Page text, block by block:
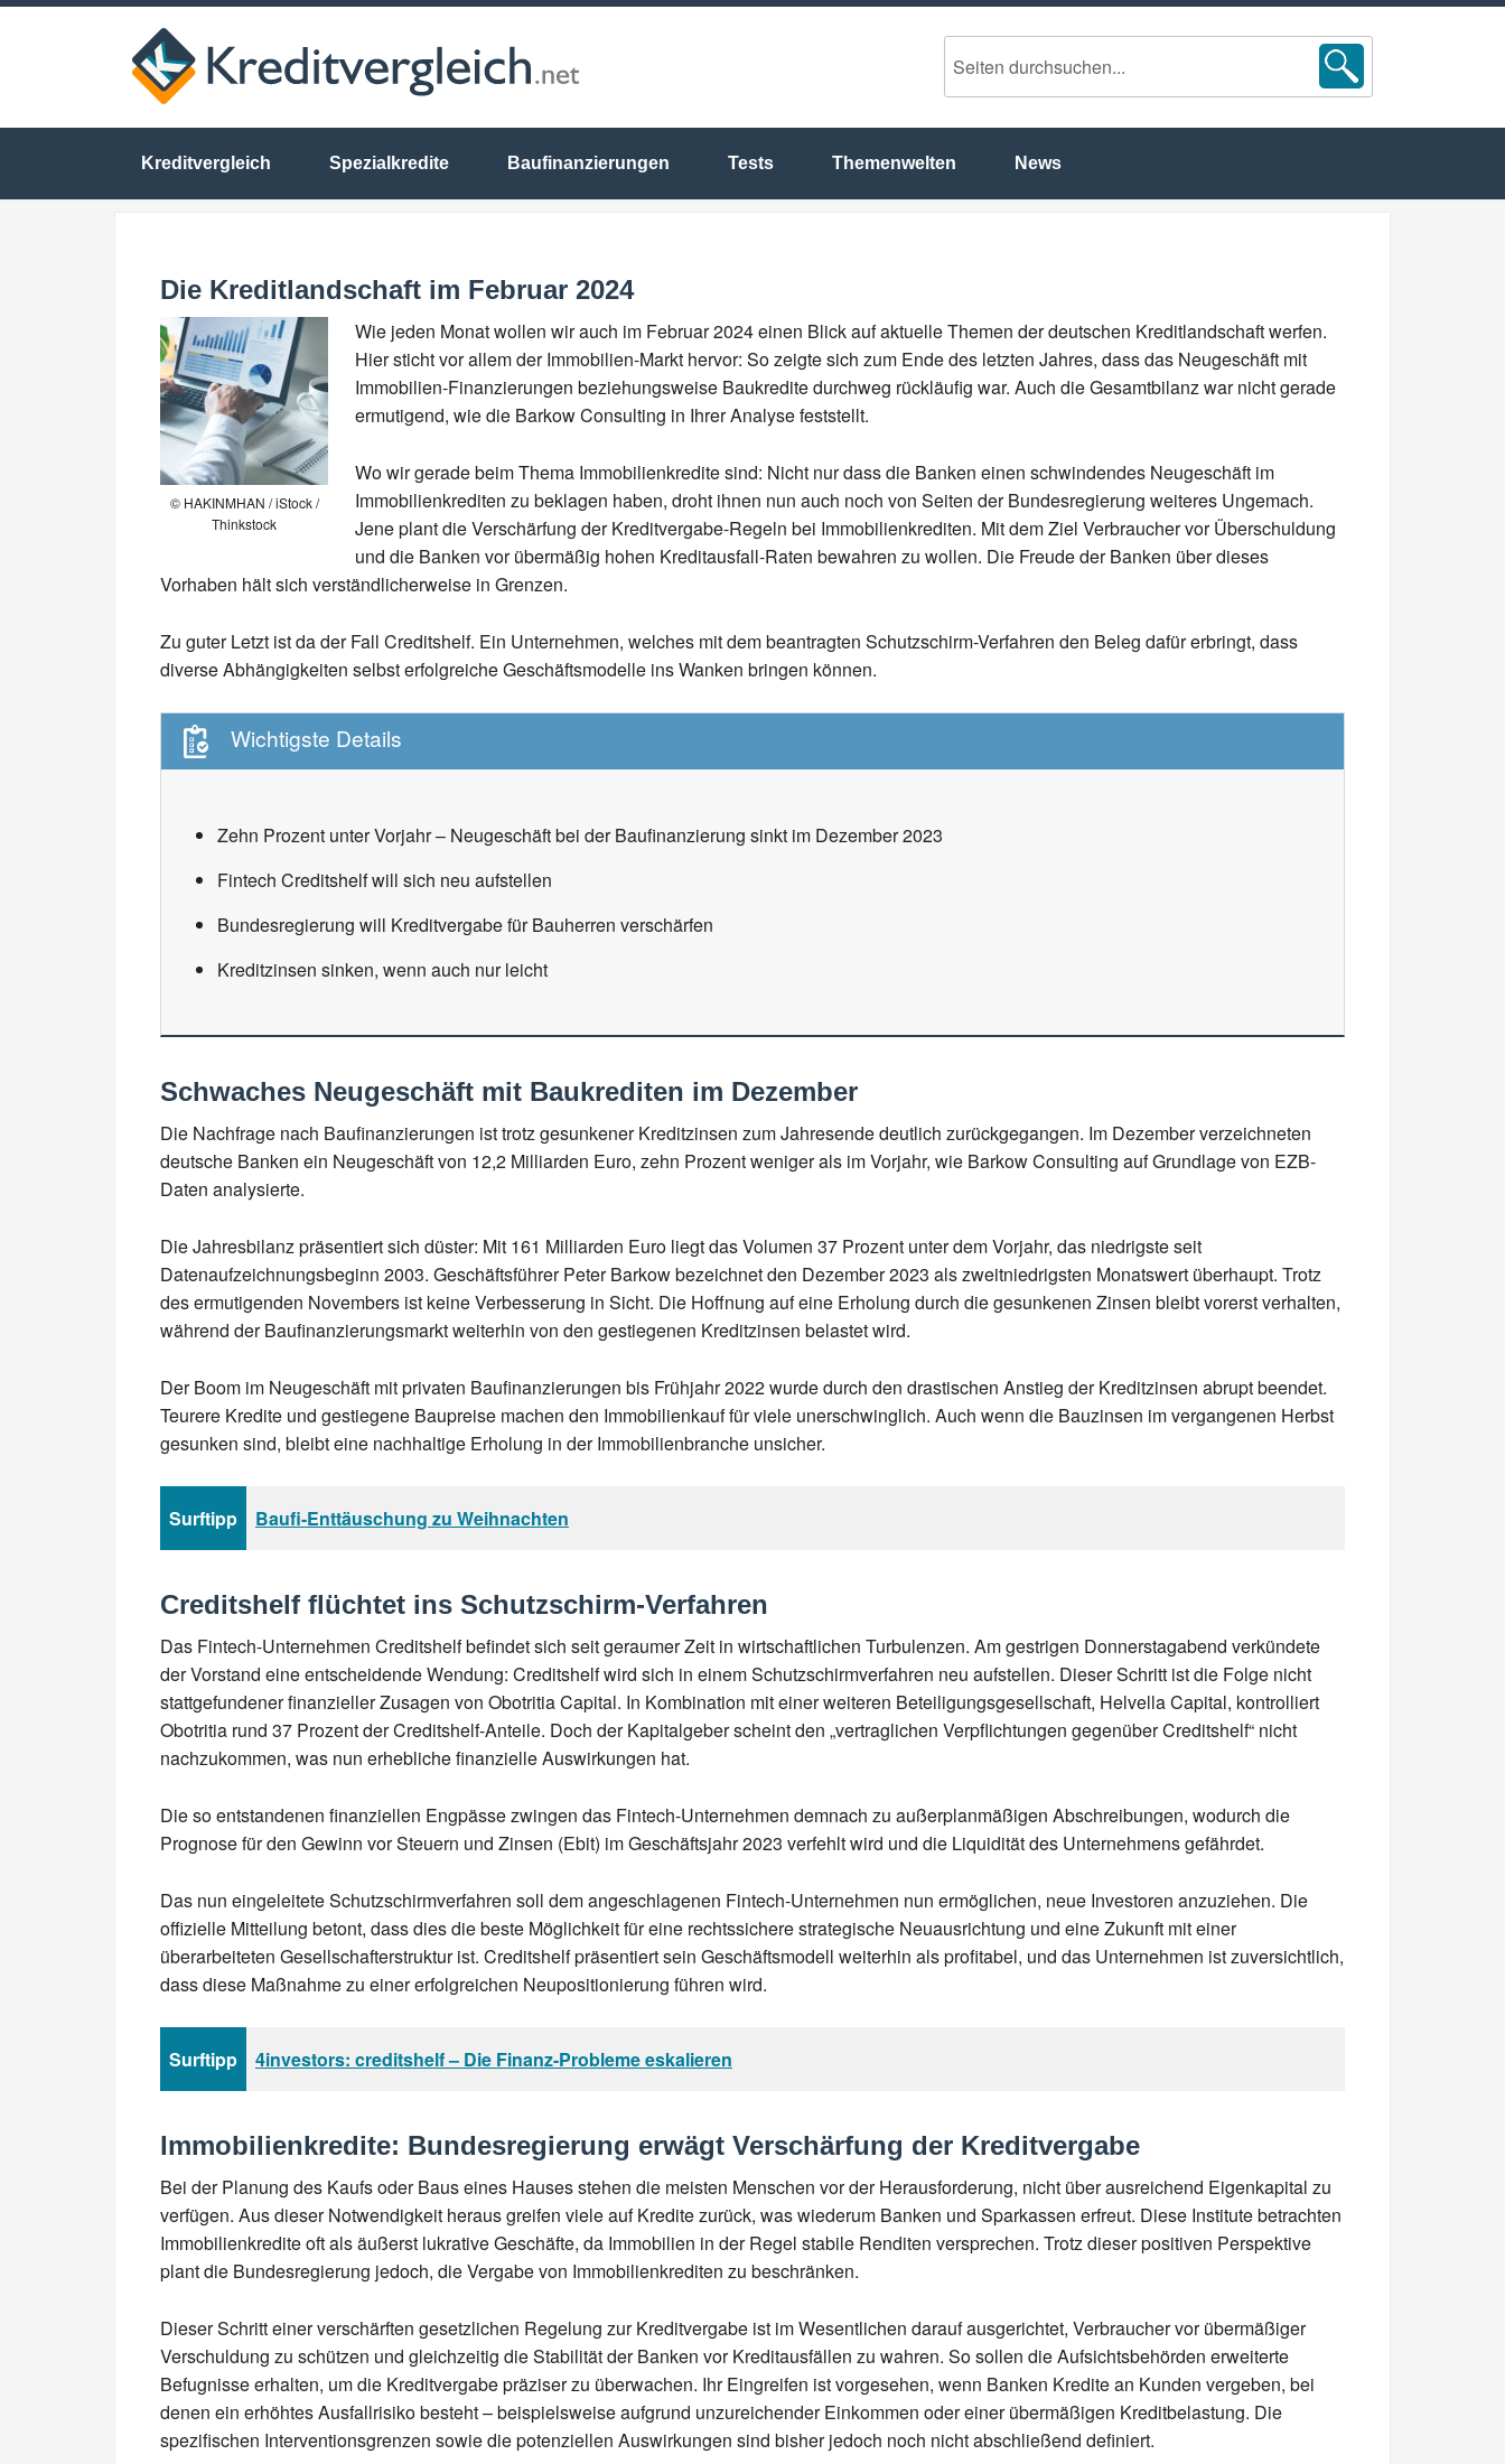
Kreditvergleich Spezialkredite Baufinanzierungen Tests Themenwelten News
Die Kreditlandschaft im Februar 2024
© HAKINMHAN / iStock /
Thinkstock
Wie jeden Monat wollen wir auch im Februar 2024 einen Blick auf aktuelle Themen der deutschen Kreditlandschaft werfen.
Hier sticht vor allem der Immobilien-Markt hervor: So zeigte sich zum Ende des letzten Jahres, dass das Neugeschäft mit
Immobilien-Finanzierungen beziehungsweise Baukredite durchweg rückläufig war. Auch die Gesamtbilanz war nicht gerade
ermutigend, wie die Barkow Consulting in Ihrer Analyse feststellt.
Wo wir gerade beim Thema Immobilienkredite sind: Nicht nur dass die Banken einen schwindendes Neugeschäft im
Immobilienkrediten zu beklagen haben, droht ihnen nun auch noch von Seiten der Bundesregierung weiteres Ungemach.
Jene plant die Verschärfung der Kreditvergabe-Regeln bei Immobilienkrediten. Mit dem Ziel Verbraucher vor Überschuldung
und die Banken vor übermäßig hohen Kreditausfall-Raten bewahren zu wollen. Die Freude der Banken über dieses
Vorhaben hält sich verständlicherweise in Grenzen.
Zu guter Letzt ist da der Fall Creditshelf. Ein Unternehmen, welches mit dem beantragten Schutzschirm-Verfahren den Beleg dafür erbringt, dass
diverse Abhängigkeiten selbst erfolgreiche Geschäftsmodelle ins Wanken bringen können.
Wichtigste Details
Zehn Prozent unter Vorjahr – Neugeschäft bei der Baufinanzierung sinkt im Dezember 2023
Fintech Creditshelf will sich neu aufstellen
Bundesregierung will Kreditvergabe für Bauherren verschärfen
Kreditzinsen sinken, wenn auch nur leicht
Schwaches Neugeschäft mit Baukrediten im Dezember
Die Nachfrage nach Baufinanzierungen ist trotz gesunkener Kreditzinsen zum Jahresende deutlich zurückgegangen. Im Dezember verzeichneten
deutsche Banken ein Neugeschäft von 12,2 Milliarden Euro, zehn Prozent weniger als im Vorjahr, wie Barkow Consulting auf Grundlage von EZB-
Daten analysierte.
Die Jahresbilanz präsentiert sich düster: Mit 161 Milliarden Euro liegt das Volumen 37 Prozent unter dem Vorjahr, das niedrigste seit
Datenaufzeichnungsbeginn 2003. Geschäftsführer Peter Barkow bezeichnet den Dezember 2023 als zweitniedrigsten Monatswert überhaupt. Trotz
des ermutigenden Novembers ist keine Verbesserung in Sicht. Die Hoffnung auf eine Erholung durch die gesunkenen Zinsen bleibt vorerst verhalten,
während der Baufinanzierungsmarkt weiterhin von den gestiegenen Kreditzinsen belastet wird.
Der Boom im Neugeschäft mit privaten Baufinanzierungen bis Frühjahr 2022 wurde durch den drastischen Anstieg der Kreditzinsen abrupt beendet.
Teurere Kredite und gestiegene Baupreise machen den Immobilienkauf für viele unerschwinglich. Auch wenn die Bauzinsen im vergangenen Herbst
gesunken sind, bleibt eine nachhaltige Erholung in der Immobilienbranche unsicher.
Surftipp Baufi-Enttäuschung zu Weihnachten
Creditshelf flüchtet ins Schutzschirm-Verfahren
Das Fintech-Unternehmen Creditshelf befindet sich seit geraumer Zeit in wirtschaftlichen Turbulenzen. Am gestrigen Donnerstagabend verkündete
der Vorstand eine entscheidende Wendung: Creditshelf wird sich in einem Schutzschirmverfahren neu aufstellen. Dieser Schritt ist die Folge nicht
stattgefundener finanzieller Zusagen von Obotritia Capital. In Kombination mit einer weiteren Beteiligungsgesellschaft, Helvella Capital, kontrolliert
Obotritia rund 37 Prozent der Creditshelf-Anteile. Doch der Kapitalgeber scheint den „vertraglichen Verpflichtungen gegenüber Creditshelf“ nicht
nachzukommen, was nun erhebliche finanzielle Auswirkungen hat.
Die so entstandenen finanziellen Engpässe zwingen das Fintech-Unternehmen demnach zu außerplanmäßigen Abschreibungen, wodurch die
Prognose für den Gewinn vor Steuern und Zinsen (Ebit) im Geschäftsjahr 2023 verfehlt wird und die Liquidität des Unternehmens gefährdet.
Das nun eingeleitete Schutzschirmverfahren soll dem angeschlagenen Fintech-Unternehmen nun ermöglichen, neue Investoren anzuziehen. Die
offizielle Mitteilung betont, dass dies die beste Möglichkeit für eine rechtssichere strategische Neuausrichtung und eine Zukunft mit einer
überarbeiteten Gesellschafterstruktur ist. Creditshelf präsentiert sein Geschäftsmodell weiterhin als profitabel, und das Unternehmen ist zuversichtlich,
dass diese Maßnahme zu einer erfolgreichen Neupositionierung führen wird.
Surftipp 4investors: creditshelf – Die Finanz-Probleme eskalieren
Immobilienkredite: Bundesregierung erwägt Verschärfung der Kreditvergabe
Bei der Planung des Kaufs oder Baus eines Hauses stehen die meisten Menschen vor der Herausforderung, nicht über ausreichend Eigenkapital zu
verfügen. Aus dieser Notwendigkeit heraus greifen viele auf Kredite zurück, was wiederum Banken und Sparkassen erfreut. Diese Institute betrachten
Immobilienkredite oft als äußerst lukrative Geschäfte, da Immobilien in der Regel stabile Renditen versprechen. Trotz dieser positiven Perspektive
plant die Bundesregierung jedoch, die Vergabe von Immobilienkrediten zu beschränken.
Dieser Schritt einer verschärften gesetzlichen Regelung zur Kreditvergabe ist im Wesentlichen darauf ausgerichtet, Verbraucher vor übermäßiger
Verschuldung zu schützen und gleichzeitig die Stabilität der Banken vor Kreditausfällen zu wahren. So sollen die Aufsichtsbehörden erweiterte
Befugnisse erhalten, um die Kreditvergabe präziser zu überwachen. Ihr Eingreifen ist vorgesehen, wenn Banken Kredite an Kunden vergeben, bei
denen ein erhöhtes Ausfallrisiko besteht – beispielsweise aufgrund unzureichender Einkommen oder einer übermäßigen Kreditbelastung. Die
spezifischen Interventionsgrenzen sowie die potenziellen Auswirkungen sind bisher jedoch noch nicht abschließend definiert.